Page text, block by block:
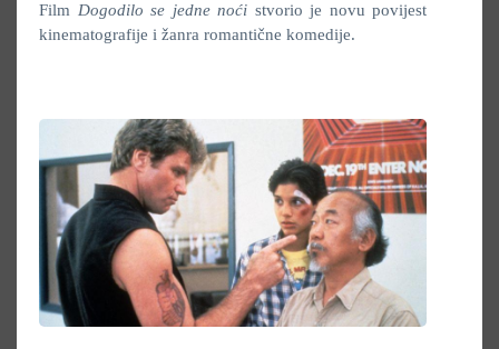
Film Dogodilo se jedne noći stvorio je novu povijest
kinematografije i žanra romantične komedije.